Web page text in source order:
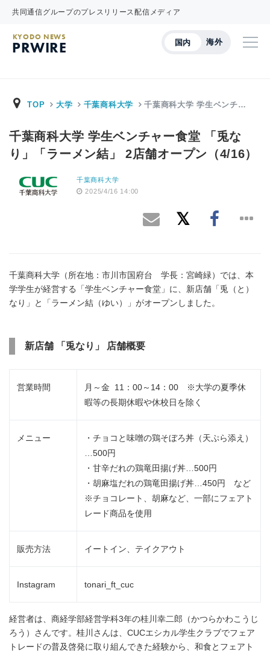
共同通信グループのプレスリリース配信メディア
国内 海外
KYODO NEWS
PRWIRE
TOP 大学 千葉商科大学 千葉商科大学 学生ベンチ…
千葉商科大学 学生ベンチャー食堂 「兎な
り」「ラーメン結」 2店舗オープン（4/16）
千葉商科大学
2025/4/16 14:00
千葉商科大学（所在地：市川市国府台 学長：宮崎緑）では、本
学学生が経営する「学生ベンチャー食堂」に、新店舗「兎（と）
なり」と「ラーメン結（ゆい）」がオープンしました。
新店舗 「兎なり」 店舗概要
営業時間
月～金 11：00～14：00 ※大学の夏季休
暇等の長期休暇や休校日を除く
メニュー
・チョコと味噌の鶏そぼろ丼（天ぷら添え）
…500円
・甘辛だれの鶏竜田揚げ丼…500円
・胡麻塩だれの鶏竜田揚げ丼…450円 など
※チョコレート、胡麻など、一部にフェアト
レード商品を使用
販売方法 イートイン、テイクアウト
Instagram tonari_ft_cuc
経営者は、商経学部経営学科3年の桂川幸二郎（かつらかわこうじ
ろう）さんです。桂川さんは、CUCエシカル学生クラブでフェア
トレードの普及啓発に取り組んできた経験から、和食とフェアト